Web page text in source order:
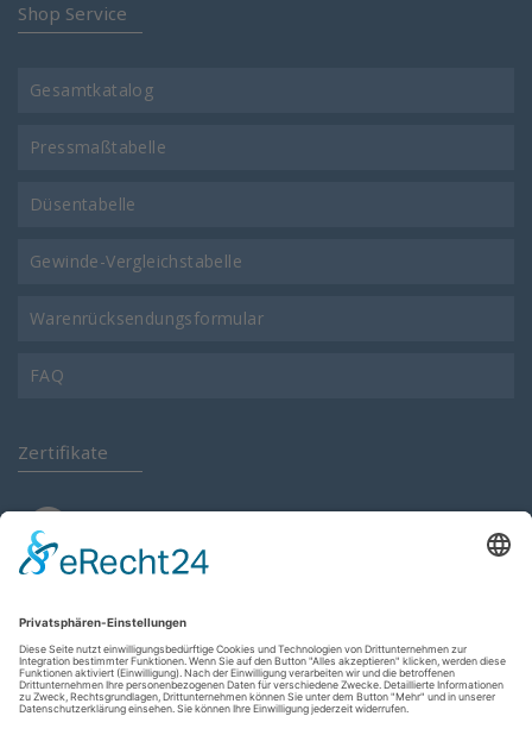
Shop Service
Gesamtkatalog
Pressmaßtabelle
Düsentabelle
Gewinde-Vergleichstabelle
Warenrücksendungsformular
FAQ
Zertifikate